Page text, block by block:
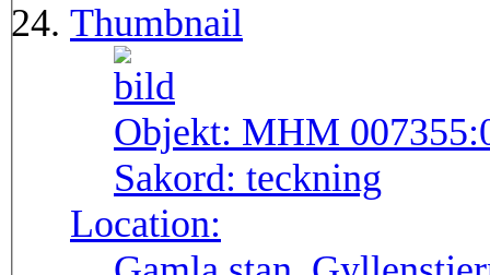
Thumbnail
Objekt: MHM
Sakord: teckning
Location: